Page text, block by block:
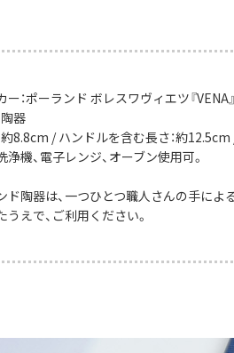
：ポーランド ボレスワヴィエツ『VENA
器
8.8cm / ハンドルを含む長さ：約12.5cm
機、電子レンジ、オーブン使用可。
ド陶器は、一つひとつ職人さんの手に
うえで、ご利用ください。